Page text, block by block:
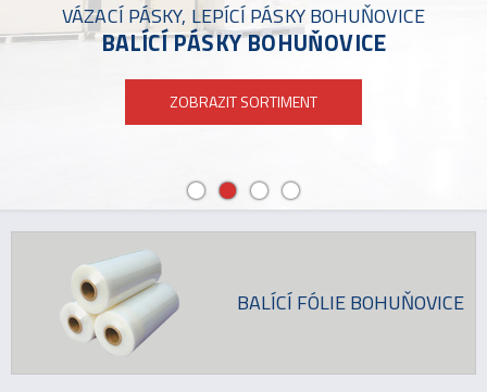
VÁZACÍ PÁSKY, LEPÍCÍ PÁSKY BOHUŇOVICE
BALÍCÍ PÁSKY BOHUŇOVICE
ZOBRAZIT SORTIMENT
BALÍCÍ FÓLIE BOHUŇOVICE